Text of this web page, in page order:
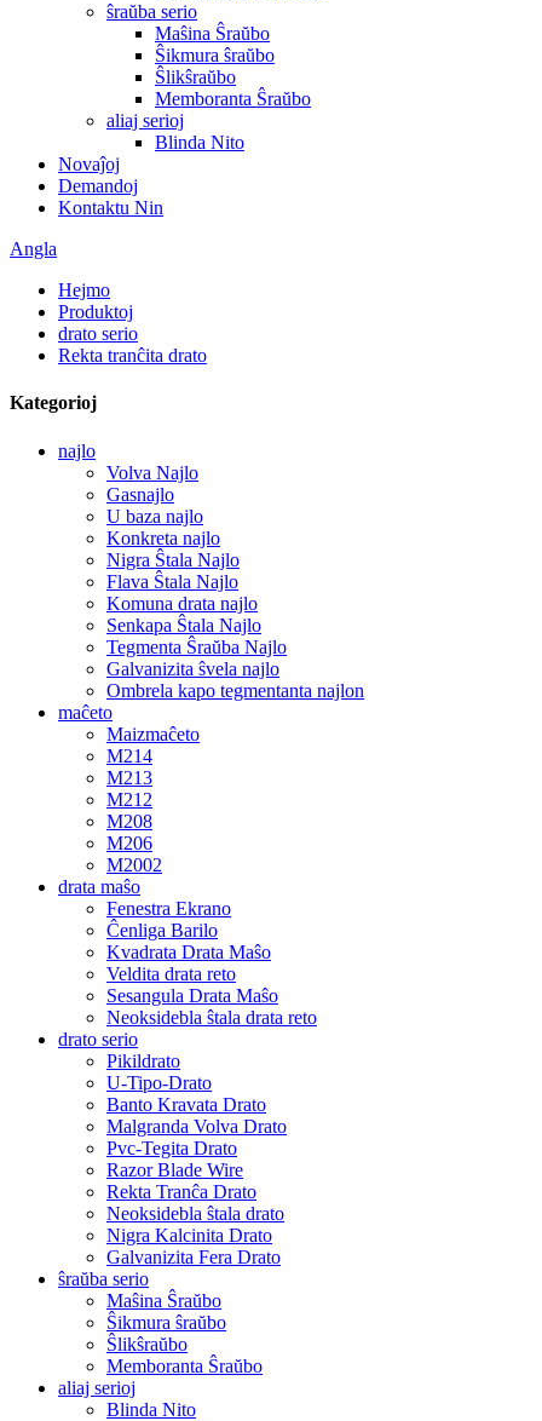
ŝraŭba serio
Maŝina Ŝraŭbo
Ŝikmura ŝraŭbo
Ŝlikŝraŭbo
Memboranta Ŝraŭbo
aliaj serioj
Blinda Nito
Novaĵoj
Demandoj
Kontaktu Nin
Angla
Hejmo
Produktoj
drato serio
Rekta tranĉita drato
Kategorioj
najlo
Volva Najlo
Gasnajlo
U baza najlo
Konkreta najlo
Nigra Ŝtala Najlo
Flava Ŝtala Najlo
Komuna drata najlo
Senkapa Ŝtala Najlo
Tegmenta Ŝraŭba Najlo
Galvanizita ŝvela najlo
Ombrela kapo tegmentanta najlon
maĉeto
Maizmaĉeto
M214
M213
M212
M208
M206
M2002
drata maŝo
Fenestra Ekrano
Ĉenliga Barilo
Kvadrata Drata Maŝo
Veldita drata reto
Sesangula Drata Maŝo
Neoksidebla ŝtala drata reto
drato serio
Pikildrato
U-Tipo-Drato
Banto Kravata Drato
Malgranda Volva Drato
Pvc-Tegita Drato
Razor Blade Wire
Rekta Tranĉa Drato
Neoksidebla ŝtala drato
Nigra Kalcinita Drato
Galvanizita Fera Drato
ŝraŭba serio
Maŝina Ŝraŭbo
Ŝikmura ŝraŭbo
Ŝlikŝraŭbo
Memboranta Ŝraŭbo
aliaj serioj
Blinda Nito